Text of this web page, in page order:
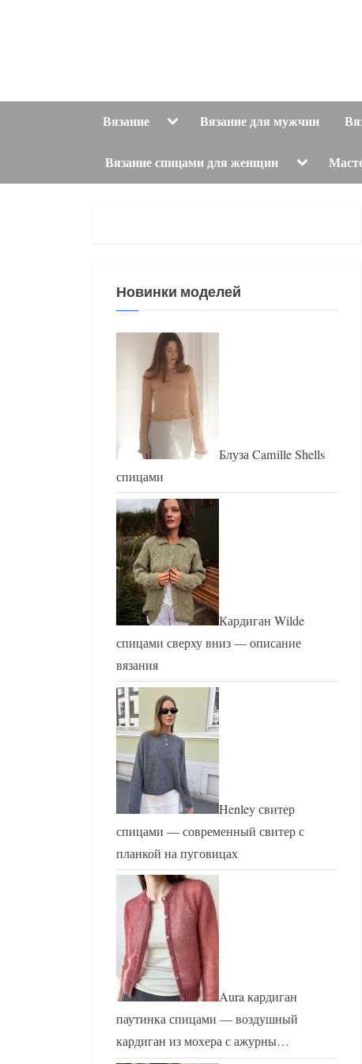
Вязание ToggleВязание для мужчин
Вязание спицами для женщин Toggle
menu
Новинки моделей
Блуза Camille Shells
спицами
Кардиган Wilde
спицами сверху вниз — описание
вязания
Henley свитер
спицами — современный свитер с
планкой на пуговицах
Aura кардиган
паутинка спицами — воздушный
кардиган из мохера с ажурны…